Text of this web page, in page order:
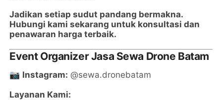
Jadikan setiap sudut pandang bermakna.
Hubungi kami sekarang untuk konsultasi dan
penawaran harga terbaik.
Event Organizer Jasa Sewa Drone Batam
📷 Instagram: @sewa.dronebatam
Layanan Kami: